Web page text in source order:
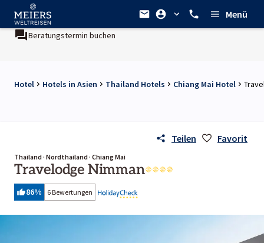
Menü
Beratungstermin buchen
Hotel Hotels in Asien Thailand Hotels Chiang Mai Hotel
Teilen Favorit
Thailand · Nordthailand · Chiang Mai
Travelodge Nimman
86% 6 Bewertungen